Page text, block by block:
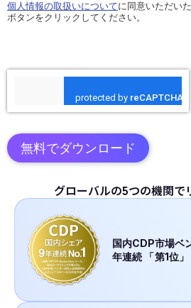
個人情報の取扱いについてに同意いただい
ボタンをクリックしてください。
無料でダウンロード
グローバルの5つの機関で
国内CDP市場ベ
年連続
「第1位」